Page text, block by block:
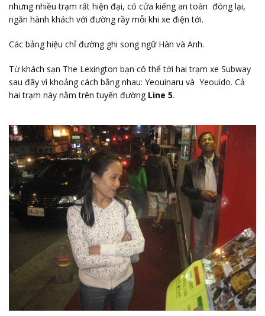
nhưng nhiều trạm rất hiện đại, có cửa kiếng an toàn đóng lại,
ngăn hành khách với đường rầy mỗi khi xe điện tới.
Các bảng hiệu chỉ đường ghi song ngữ Hàn và Anh.
Từ khách sạn The Lexington bạn có thể tới hai trạm xe Subway
sau đây vì khoảng cách bằng nhau: Yeouinaru và Yeouido. Cả
hai trạm này nằm trên tuyến đường Line 5.